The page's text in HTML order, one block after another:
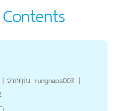
| จากคุณ rungnapa003 |